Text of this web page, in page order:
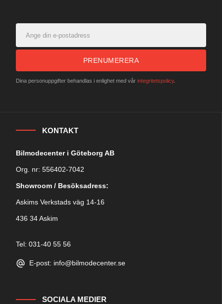
PRENUMERERA
Dina personuppgifter behandlas i enlighet med vår integritetspolicy.
KONTAKT
Bilmodecenter i Göteborg AB
Org. nr: 556402-7042
Showroom / Besöksadress:
Askims Verkstads väg 14-16
436 34 Askim
Tel: 031-40 55 56
E-post: info@bilmodecenter.se
SOCIALA MEDIER